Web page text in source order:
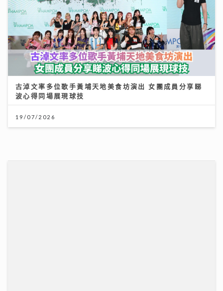
古淖文率多位歌手黃埔天地美食坊演出 女團成員分享睇
波心得同場展現球技
19/07/2026